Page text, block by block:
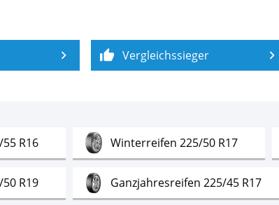
Vergleichssieger
R16Test Winterreifen 225/50 R17Test
R19Test Ganzjahresreifen 225/45 R17Test